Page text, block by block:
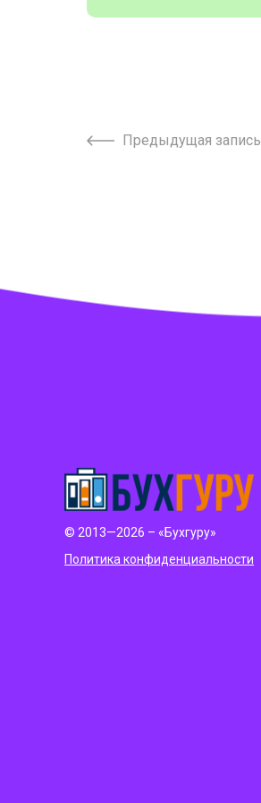
Предыдущая запись
© 2013—2026 – «Бухгуру»
Политика конфиденциальности